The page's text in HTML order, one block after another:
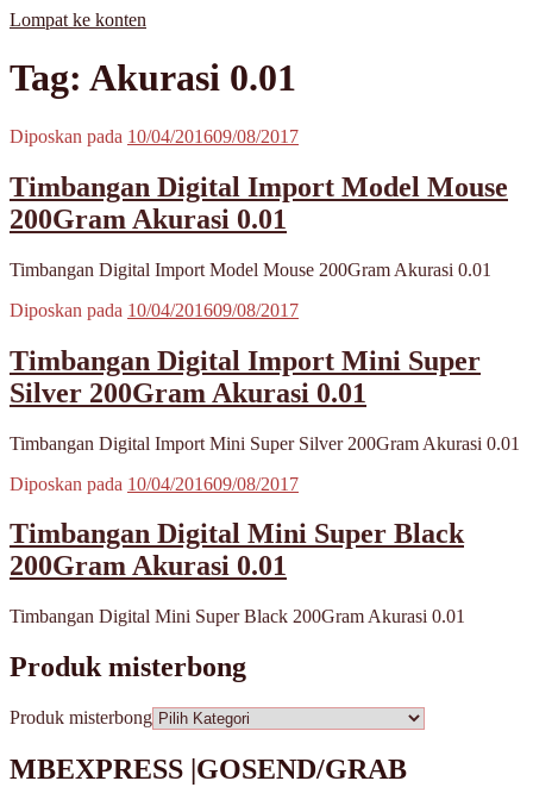
Lompat ke konten
MisterBong | www.misterbong.net | Specialist Penjualan Bong Dan
Cangklong Kaca Pyrex
misterbong | Distributor Specialist Penjualan Bong Kaca Pyrex Dan
Cangklong Kaca Pyrex Terpopuler Terlengkap Terpercaya No 1 Di
Asia | melayani Grosir Dan Eceran | Resseler Dan Agent Welcome |
| jual bong online | jual bong terpercaya | jual bong aman | jual bong
kaca pyrex | cangklong | cangklong kaca pyrex | jual cangklong |
cangklong online | cangklong kaca | kaca pyrex | hookah | waterpipes
| pipes | pyrex glass | kaca pyrex | pirek | paca pirek | pipet | pipet kaca
timbangan digital | timbangan emas | scale | timbangan berlian |
Tag: Akurasi 0.01
Diposkan pada 10/04/201609/08/2017
Timbangan Digital Import Model Mouse
200Gram Akurasi 0.01
Timbangan Digital Import Model Mouse 200Gram Akurasi 0.01
Diposkan pada 10/04/201609/08/2017
Timbangan Digital Import Mini Super
Silver 200Gram Akurasi 0.01
Timbangan Digital Import Mini Super Silver 200Gram Akurasi 0.01
Diposkan pada 10/04/201609/08/2017
Timbangan Digital Mini Super Black
200Gram Akurasi 0.01
Timbangan Digital Mini Super Black 200Gram Akurasi 0.01
Produk misterbong
Produk misterbong
MBEXPRESS |GOSEND/GRAB